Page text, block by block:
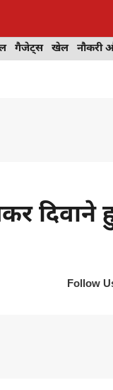
गैजेट्स खेल नौकरी
दिवाने
Follow